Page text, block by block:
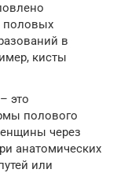
половых
в
кисты
это
полового
через
анатомических
или